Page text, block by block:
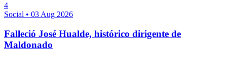
4
Social • 03 Aug 2026
Falleció José Hualde, histórico dirigente de
Maldonado